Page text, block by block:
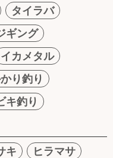
タイラバ
ギング
イカメタル
り釣り
キ釣り
キ
ヒラマサ